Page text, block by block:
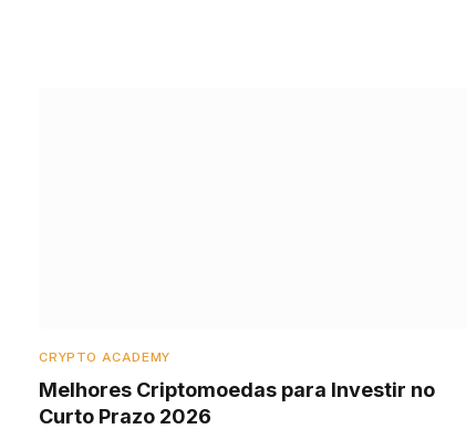
CRYPTO ACADEMY
Melhores Criptomoedas para Investir no
Curto Prazo 2026